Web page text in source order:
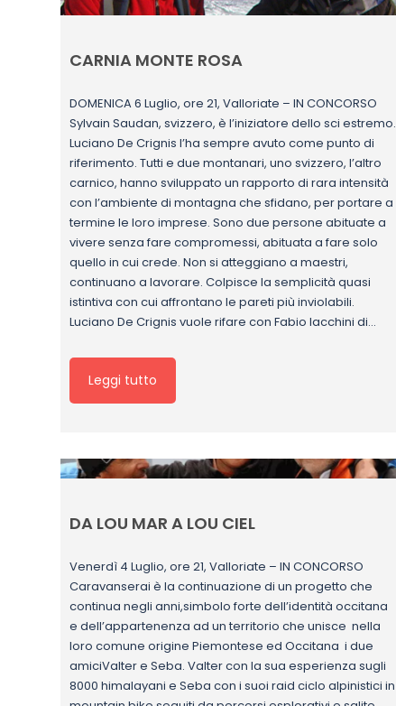
CARNIA MONTE ROSA
DOMENICA 6 Luglio, ore 21, Valloriate – IN CONCORSO
Sylvain Saudan, svizzero, è l’iniziatore dello sci estremo.
Luciano De Crignis l’ha sempre avuto come punto di
riferimento. Tutti e due montanari, uno svizzero, l’altro
carnico, hanno sviluppato un rapporto di rara intensità
con l’ambiente di montagna che sfidano, per portare a
termine le loro imprese. Sono due persone abituate a
vivere senza fare compromessi, abituata a fare solo
quello in cui crede. Non si atteggiano a maestri,
continuano a lavorare. Colpisce la semplicità quasi
istintiva con cui affrontano le pareti più inviolabili.
Luciano De Crignis vuole rifare con Fabio Iacchini di…
Leggi tutto
DA LOU MAR A LOU CIEL
Venerdì 4 Luglio, ore 21, Valloriate – IN CONCORSO
Caravanserai è la continuazione di un progetto che
continua negli anni,simbolo forte dell’identità occitana
e dell’appartenenza ad un territorio che unisce nella
loro comune origine Piemontese ed Occitana i due
amiciValter e Seba. Valter con la sua esperienza sugli
8000 himalayani e Seba con i suoi raid ciclo alpinistici in